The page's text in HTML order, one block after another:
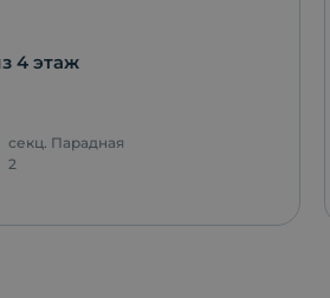
4 этаж
секц. Парадная
2